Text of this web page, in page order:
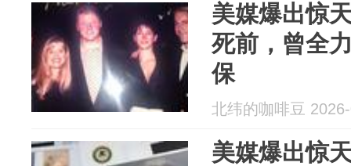
美媒爆出惊
死前，曾全
保
北纬的咖啡豆
美媒爆出惊